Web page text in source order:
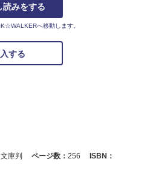
読みをする
へ移動します。
する
文庫判 ページ数： 256
ISBN：